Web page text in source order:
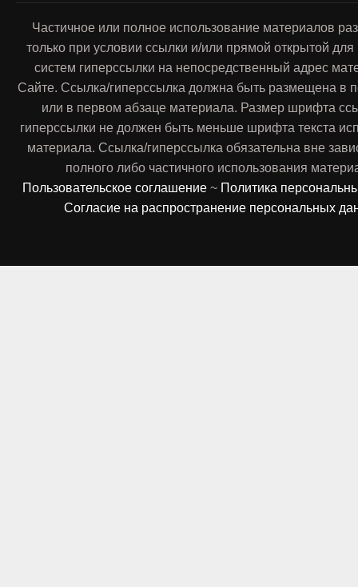
Частичное или полное использование материалов
только при условии ссылки и/или прямой открытой
систем гиперссылки на непосредственный адрес
Сайте. Ссылка/гиперссылка должна быть размещена в
или в первом абзаце материала. Размер шрифта
гиперссылки не должен быть меньше шрифта текста
материала. Ссылка/гиперссылка обязательна вне
полного либо частичного использования
Пользовательское соглашение ~ Политика
Согласие на распространение персональных